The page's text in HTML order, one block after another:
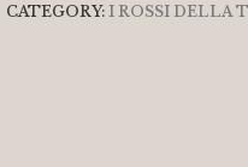
CATEGORY: I ROSSI DELLA